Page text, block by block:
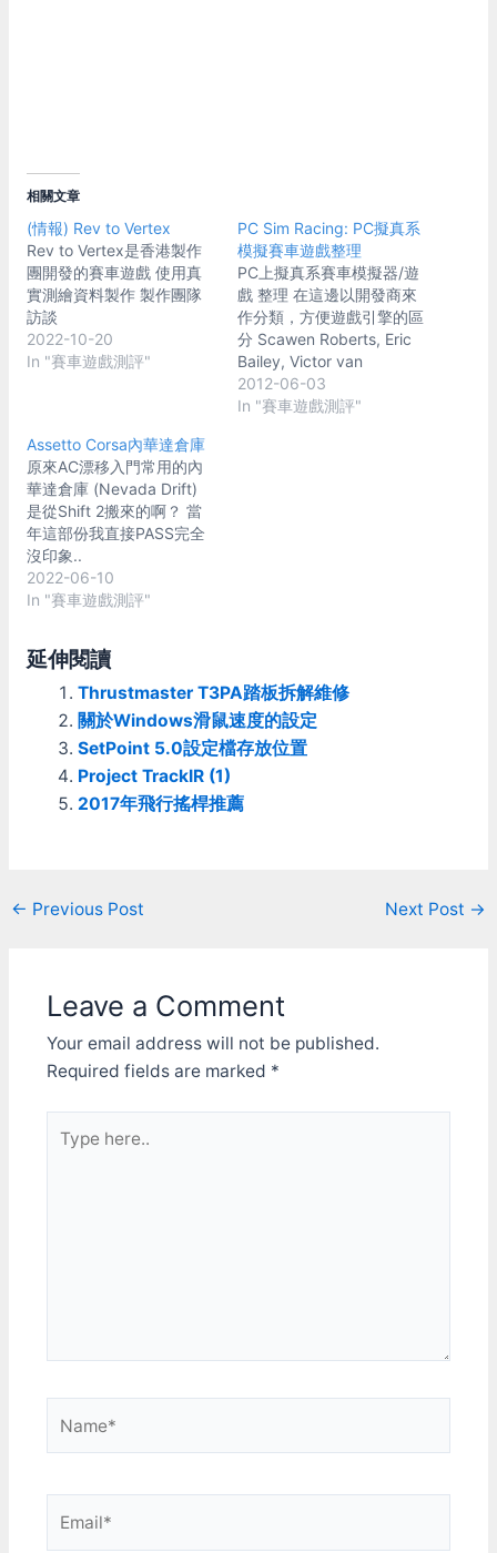
相關文章
(情報) Rev to Vertex
Rev to Vertex是香港製作
團開發的賽車遊戲 使用真
實測繪資料製作 製作團隊
訪談
2022-10-20
In "賽車遊戲測評"
PC Sim Racing: PC擬真系
模擬賽車遊戲整理
PC上擬真系賽車模擬器/遊
戲 整理 在這邊以開發商來
作分類，方便遊戲引擎的區
分 Scawen Roberts, Eric
Bailey, Victor van
Vlaardingen 英國的三人團
隊，沒有公司名稱。 Live
一試。(詳細評測後補)
Image Space
Incorporated (ISI) ISI最著
名的就是他們的ISImotor引
物理引擎pMotor (常見以
引擎的基礎 而廣泛的被其
(2000) [EA] F1
2000 (2000) [EA] F1…
2012-06-03
In "賽車遊戲測評"
Assetto Corsa內華達倉庫
原來AC漂移入門常用的內
華達倉庫 (Nevada Drift)
是從Shift 2搬來的啊？ 當
年這部份我直接PASS完全
沒印象..
2022-06-10
In "賽車遊戲測評"
延伸閱讀
Thrustmaster T3PA踏板拆解維修
關於Windows滑鼠速度的設定
SetPoint 5.0設定檔存放位置
Project TrackIR (1)
2017年飛行搖桿推薦
Post
← Previous Post Next Post →
Leave a Comment
Your email address will not be published.
Required fields are marked *
here..